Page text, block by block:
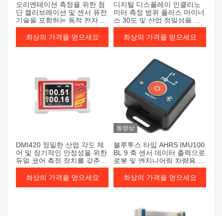
오리엔테이션 측정을 위한 첨
단 캘리브레이션 및 센서 퓨전
기술을 포함하는 동적 전자 나
침반
최상의 가격을 얻으세요
디지털 디스플레이 인클리노
미터 측정 범위 플러스 마이너
스 30도 및 산업 정밀성을 위
한 빠른 반응
최상의 가격을 얻으세요
DMI420 정밀한 산업 각도 제
어 및 장기적인 안정성을 위한
듀얼 코어 측정 장치를 갖춘
고정밀 전자 레벨 디지털 디스
플레이 경사계
최상의 가격을 얻으세요
동영상
블루투스 타입 AHRS IMU100
BL 9 축 센서 데이터 출력으로
로봇 및 엔지니어링 차량용 마
이크로 자세 참조 시스템
최상의 가격을 얻으세요